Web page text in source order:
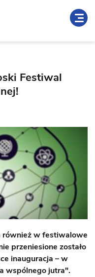
Festiwal
również w festiwalowe
przeniesione zostało
inauguracja – w
wspólnego jutra".